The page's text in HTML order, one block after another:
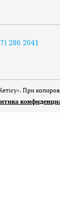
286 2041
При